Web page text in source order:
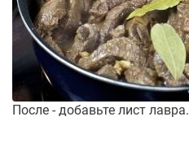
После - добавьте лист лавра.